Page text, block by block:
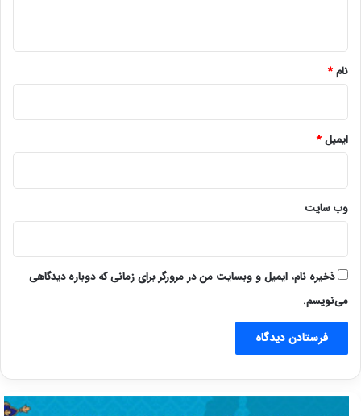
نام*
ایمیل*
وب‌ سایت
ذخیره نام، ایمیل و وبسایت من در مرورگر برای زمانی که دوباره دیدگاهی
می‌نویسم.